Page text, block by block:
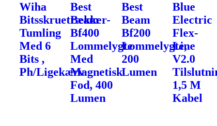
Wiha
Bitsskruetrækker-
Tumling
Med 6
Bits ,
Ph/Ligekærv
Best
Beam
Bf400
Lommelygte
Med
Magnetisk
Fod, 400
Lumen
Best
Beam
Bf200
Lommelygte,
200
Lumen
Blue
Electric
Flex-
Line
V2.0
1,5 M
Kabel